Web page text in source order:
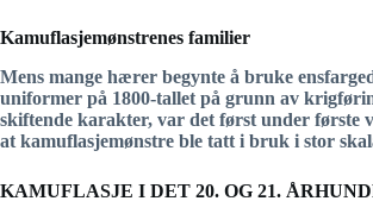
Kamuflasjemønstrenes familier
Mens mange hærer begynte å bruke
uniformer på 1800-tallet på grunn av
skiftende karakter, var det først under første
at kamuflasjemønstre ble tatt i bruk i stor
KAMUFLASJE I DET 20. OG 21.